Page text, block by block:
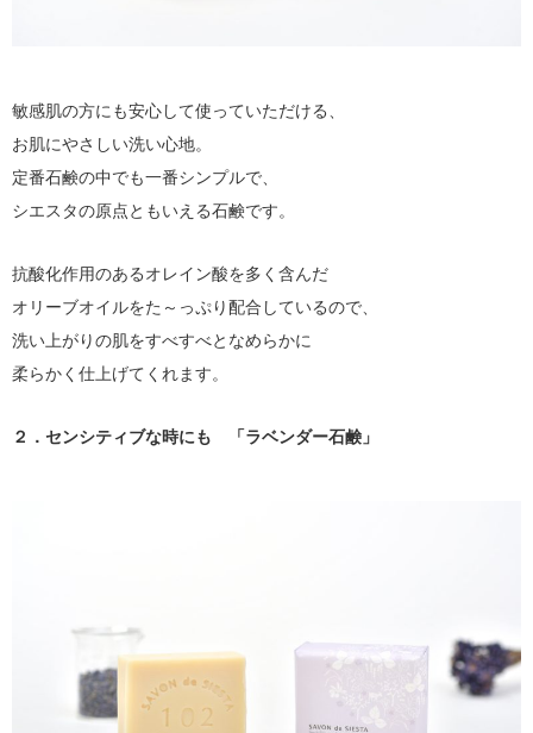
敏感肌の方にも安心して使っていただける、
お肌にやさしい洗い心地。
定番石鹸の中でも一番シンプルで、
シエスタの原点ともいえる石鹸です。
抗酸化作用のあるオレイン酸を多く含んだ
オリーブオイルをた～っぷり配合しているので、
洗い上がりの肌をすべすべとなめらかに
柔らかく仕上げてくれます。
２．センシティブな時にも 「ラベンダー石鹸」